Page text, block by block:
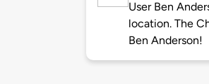
User Ben
location. The
Ben Anderson!